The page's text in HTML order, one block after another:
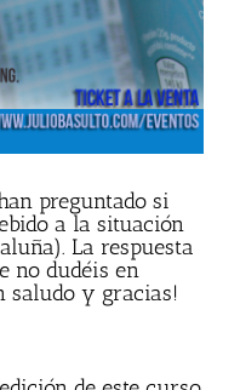
preguntado si
a la situación
La respuesta
no dudéis en
saludo y gracias!